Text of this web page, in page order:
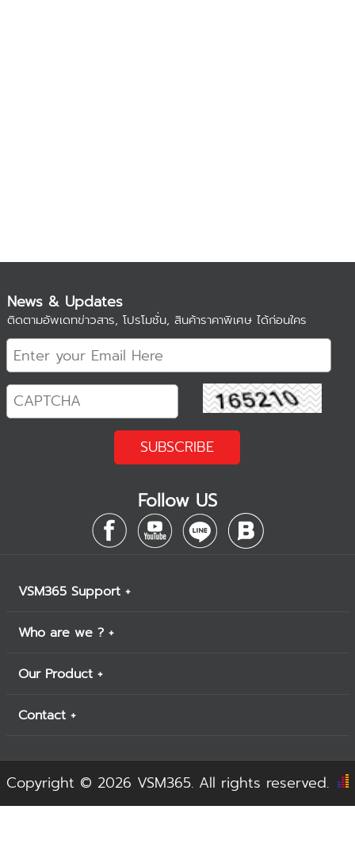
News & Updates
ติดตามอัพเดทข่าวสาร, โปรโมชั่น, สินค้าราคาพิเศษ ได้ก่อนใคร
Follow US
VSM365 Support +
Who are we ? +
Our Product +
Contact +
Copyright © 2026 VSM365. All rights reserved.